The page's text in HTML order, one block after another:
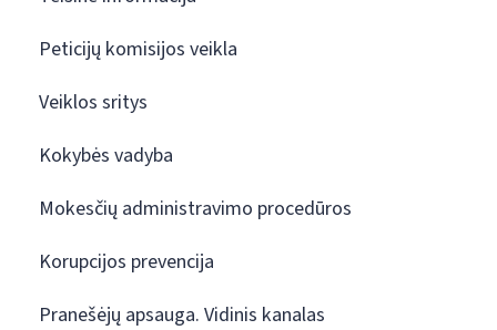
Peticijų komisijos veikla
Veiklos sritys
Kokybės vadyba
Mokesčių administravimo procedūros
Korupcijos prevencija
Pranešėjų apsauga. Vidinis kanalas